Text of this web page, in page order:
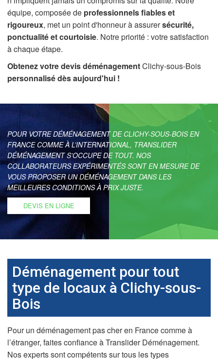
équipe, composée de professionnels fiables et
rigoureux, met un point d'honneur à assurersécurité,
ponctualité et courtoisie. Notre priorité : votre satisfaction
à chaque étape.
Obtenez votre devis déménagementClichy-sous-Bois
personnalisé dès aujourd'hui !
POUR VOTRE DÉMÉNAGEMENT DE CLICHY-SOUS-BOIS EN
FRANCE COMME À L’INTERNATIONAL, TRANSLIDER
DÉMÉNAGEMENT S’OCCUPE DE TOUT. NOS
COLLABORATEURS EXPÉRIMENTÉS SONT EN MESURE DE
VOUS PROPOSER UN DÉMÉNAGEMENT DANS LES
MEILLEURES CONDITIONS À PRIX JUSTE.
DEVIS EN LIGNE
Déménagement pour tout
type de locaux à Clichy-sous-
Bois
Pour un déménagement pas cher en France comme à
l’étranger, faites confiance à Translider Déménagement.
Nos experts sont compétents sur tous les types